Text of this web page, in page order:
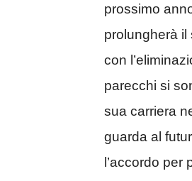
prossimo
prolungherà il
con
parecchi si
sua carriera
guarda al
l’accordo